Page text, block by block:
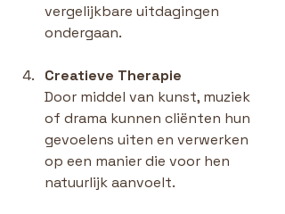
vergelijkbare uitdagingen
ondergaan.
Creatieve Therapie
Door middel van kunst, muziek
of drama kunnen cliënten hun
gevoelens uiten en verwerken
op een manier die voor hen
natuurlijk aanvoelt.